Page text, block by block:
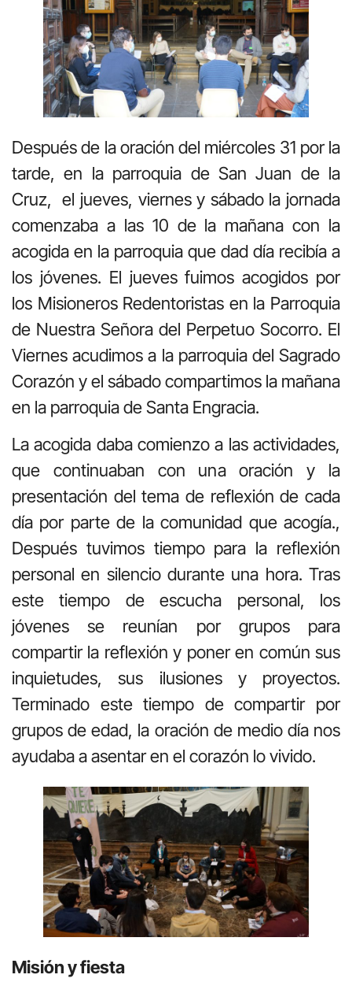
Después de la oración del miércoles 31 por la
tarde, en la parroquia de San Juan de la
Cruz, el jueves, viernes y sábado la jornada
comenzaba a las 10 de la mañana con la
acogida en la parroquia que dad día recibía a
los jóvenes. El jueves fuimos acogidos por
los Misioneros Redentoristas en la Parroquia
de Nuestra Señora del Perpetuo Socorro. El
Viernes acudimos a la parroquia del Sagrado
Corazón y el sábado compartimos la mañana
en la parroquia de Santa Engracia.
La acogida daba comienzo a las actividades,
que continuaban con una oración y la
presentación del tema de reflexión de cada
día por parte de la comunidad que acogía.,
Después tuvimos tiempo para la reflexión
personal en silencio durante una hora. Tras
este tiempo de escucha personal, los
jóvenes se reunían por grupos para
compartir la reflexión y poner en común sus
inquietudes, sus ilusiones y proyectos.
Terminado este tiempo de compartir por
grupos de edad, la oración de medio día nos
ayudaba a asentar en el corazón lo vivido.
Misión y fiesta